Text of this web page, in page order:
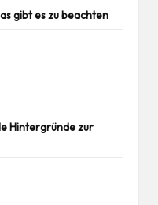
gibt es zu beachten
Hintergründe zur